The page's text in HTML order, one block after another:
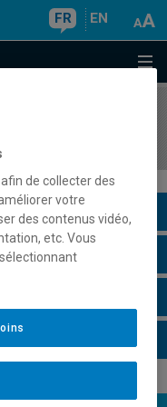
FR EN
de collecter des
votre
des contenus vidéo,
etc. Vous